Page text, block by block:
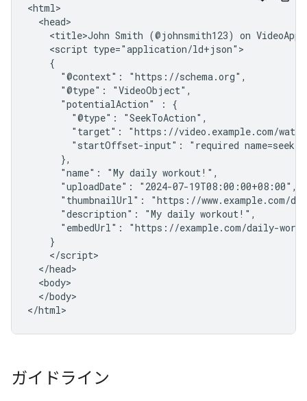
<html>
  <head>
<title>John Smith (@johnsmith123) on
    <script type="application/ld+json">
    {
      "@context": "https://schema.org",
      "@type": "VideoObject",
      "potentialAction" : {
        "@type": "SeekToAction",
"target": "https://video.example.com/
"startOffset-input": "required
      },
      "name": "My daily workout!",
      "uploadDate": "2024-07-19T08:00:00+08:00",
"thumbnailUrl": "https://www.example.com/
      "description": "My daily workout!",
"embedUrl": "https://example.com/daily-
    }
    </script>
  </head>
  <body>
  </body>
</html>
ガイドライン